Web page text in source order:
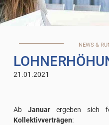
NEWS &
21.01.2021
Ab Januarergeben sich
Kollektivverträgen: